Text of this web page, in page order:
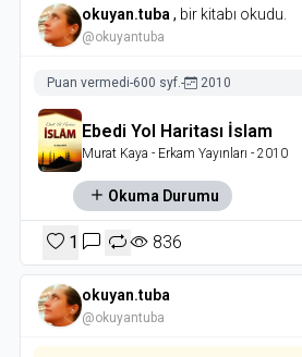
okuyan.tuba, bir kitabı okudu.
@okuyantuba
Puan vermedi-600 syf.- 2010
Ebedi Yol Haritası İslam
Murat Kaya - Erkam Yayınları - 2010
Okuma Durumu
1 836
okuyan.tuba
@okuyantuba